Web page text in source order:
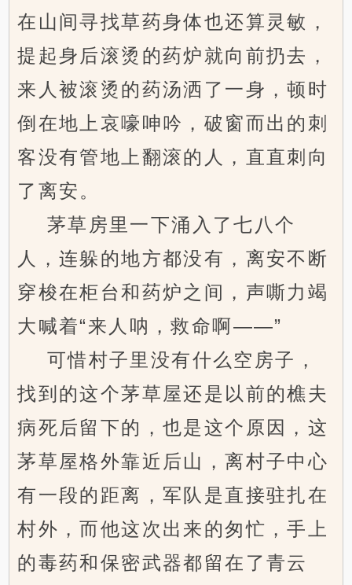
在山间寻找草药身体也还算灵敏，
提起身后滚烫的药炉就向前扔去，
来人被滚烫的药汤洒了一身，顿时
倒在地上哀嚎呻吟，破窗而出的刺
客没有管地上翻滚的人，直直刺向
了离安。
茅草房里一下涌入了七八个
人，连躲的地方都没有，离安不断
穿梭在柜台和药炉之间，声嘶力竭
大喊着“来人呐，救命啊——”
可惜村子里没有什么空房子，
找到的这个茅草屋还是以前的樵夫
病死后留下的，也是这个原因，这
茅草屋格外靠近后山，离村子中心
有一段的距离，军队是直接驻扎在
村外，而他这次出来的匆忙，手上
的毒药和保密武器都留在了青云